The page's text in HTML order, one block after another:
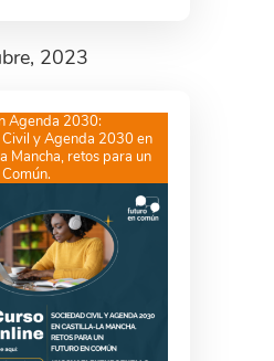
2023
Agenda 2030:
y Agenda 2030 en
Mancha, retos para un